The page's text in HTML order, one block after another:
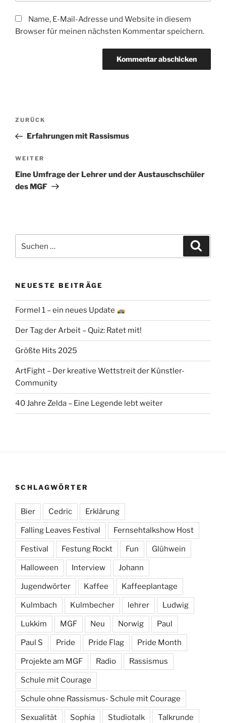
Name, E-Mail-Adresse und Website in diesem
Browser für meinen nächsten Kommentar speichern.
Beitragsnavigation
Vorheriger
Beitrag
ZURÜCK
Erfahrungen mit Rassismus
Nächster
Beitrag
WEITER
Eine Umfrage der Lehrer und der Austauschschüler
des MGF
nach:
NEUESTE BEITRÄGE
Formel 1 – ein neues Update
Der Tag der Arbeit – Quiz: Ratet mit!
Größte Hits 2025
ArtFight – Der kreative Wettstreit der Künstler-
Community
40 Jahre Zelda – Eine Legende lebt weiter
SCHLAGWÖRTER
Bier Cedric Erklärung
Falling Leaves Festival Fernsehtalkshow Host
Festival Festung Rockt Fun Glühwein
Halloween Interview Johann
Jugendwörter Kaffee Kaffeeplantage
Kulmbach Kulmbecher lehrer Ludwig
Lukkim MGF Neu Norwig Paul
Paul S Pride Pride Flag Pride Month
Projekte am MGF Radio Rassismus
Schule mit Courage
Schule ohne Rassismus- Schule mit Courage
Sexualität Sophia Studiotalk Talkrunde